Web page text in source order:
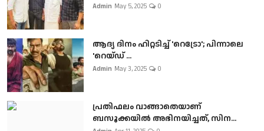
Admin May 5, 2025 0
ആദ്യ ദിനം ഹിറ്റടിച്ച് 'റെട്രോ'; പിന്നാലെ
'റെയ്ഡ് ...
Admin May 3, 2025 0
പ്രതിഫലം വാങ്ങാതെയാണ്
ബസൂക്കയില്‍ അഭിനയിച്ചത്, സിന...